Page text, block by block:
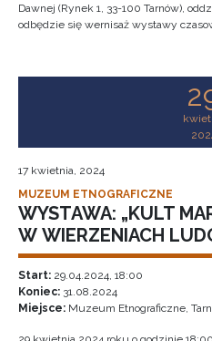
Dawnej (Rynek 1, 33-100 Tarnów),
odbędzie się wernisaż wystawy
17 kwietnia, 2024
MUZEUM ETNOGRAFICZNE
WYSTAWA: „KULT
W WIERZENIACH
Start: 29.04.2024, 18:00
Koniec: 31.08.2024
Miejsce: Muzeum Etnograficzne,